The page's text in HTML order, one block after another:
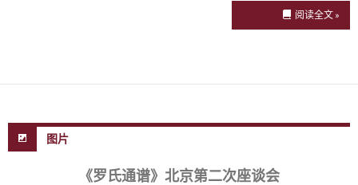
阅读全文 »
图片
《罗氏通谱》北京第二次座谈会